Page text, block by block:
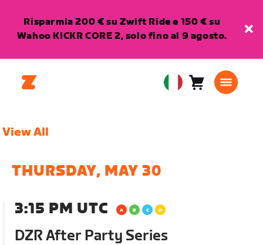
Risparmia 200 € su Zwift Ride e 150 € su
Wahoo KICKR CORE 2, solo fino al 9 agosto.
EuropeanCarrello0
View All
THURSDAY, MAY 30
3:15 PM UTC
DZR After Party Series